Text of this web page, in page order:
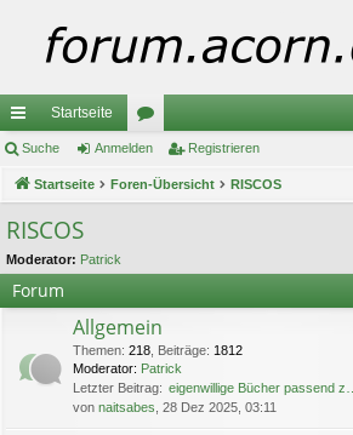
ch
ne
llz
ug
riff
Startseite
or
en
Suche Anmelden Registrieren
Startseite Foren-Übersicht RISCOS
RISCOS
Moderator: Patrick
Forum
Allgemein
Themen: 218 Beiträge: 1812
Moderator: Patrick
Letzter Beitrag: eigenwillige Bücher passend z…
von naitsabes , 28 Dez 2025, 03:11